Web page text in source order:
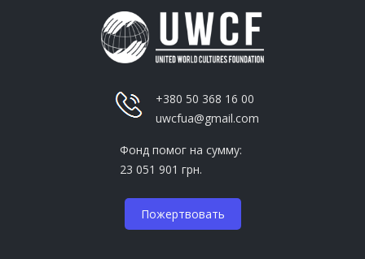
+380 50 368 16 00
uwcfua@gmail.com
Фонд помог на сумму:
23 051 901 грн.
Пожертвовать